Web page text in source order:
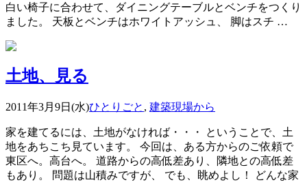
白い椅子に合わせて、ダイニングテーブルとベンチをつくり
ました。 天板とベンチはホワイトアッシュ、 脚はスチ …
土地、見る
2011年3月9日(水)ひとりごと , 建築現場から
家を建てるには、土地がなければ・・・ ということで、土
地をあちこち見ています。 今回は、ある方からのご依頼で
東区へ。高台へ。 道路からの高低差あり、隣地との高低差
もあり。 問題は山積みですが、 でも、眺めよし！ どんな家